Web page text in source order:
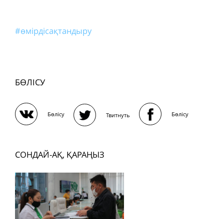
#өмірдісақтандыру
БӨЛІСУ
Бөлісу Твитнуть Бөлісу
СОНДАЙ-АҚ, ҚАРАҢЫЗ